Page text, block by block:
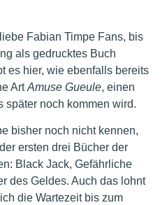
Fabian Timpe Fans, bis
als gedrucktes Buch
es hier, wie ebenfalls bereits
ArtAmuse Gueule, einen
später noch kommen wird.
bisher noch nicht kennen,
ersten drei Bücher der
Black Jack, Gefährliche
des Geldes. Auch das lohnt
die Wartezeit bis zum